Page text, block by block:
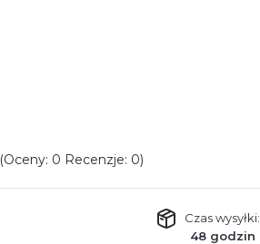
(Oceny: 0 Recenzje: 0)
Czas wysyłki:
48 godzin